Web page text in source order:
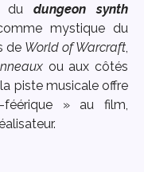
du dungeon synth
mystique du
de World of Warcraft
ou aux côtés
piste musicale offre
» au film,